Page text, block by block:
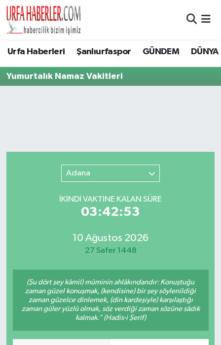
Urfa Haberleri Şanlıurfaspor GÜNDEM DÜNYA
Yumurtalık Namaz Vakitleri
Adana
İKINDI VAKTİNE KALAN SÜRE
03:42:53
10 Ağustos 2026
27 Safer 1448
(Şu dört şey kâmil) müminin ahlâkındandır: Konuştuğu
zaman güzel konuşmak, (kendisine) bir şey söylenildiği
zaman güzelce dinlemek, (din kardeşiyle) karşılaştığı
zaman güler yüzlü olmak, söz verdiği zaman sözüne sâdık
kalmak.” (Hadis-i Şerif)
Şanlıurfa Nöbetçi Eczaneler
Şanlıurfa Namaz Vakitleri
Tüm Manşetler